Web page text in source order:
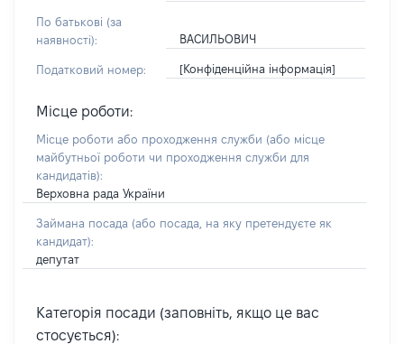
По батькові (за
наявності):
ВАСИЛЬОВИЧ
Податковий номер: [Конфіденційна інформація]
Місце роботи:
Місце роботи або проходження служби (або місце
майбутньої роботи чи проходження служби для
кандидатів):
Верховна рада України
Займана посада (або посада, на яку претендуєте як
кандидат):
депутат
Категорія посади (заповніть, якщо це вас
стосується):